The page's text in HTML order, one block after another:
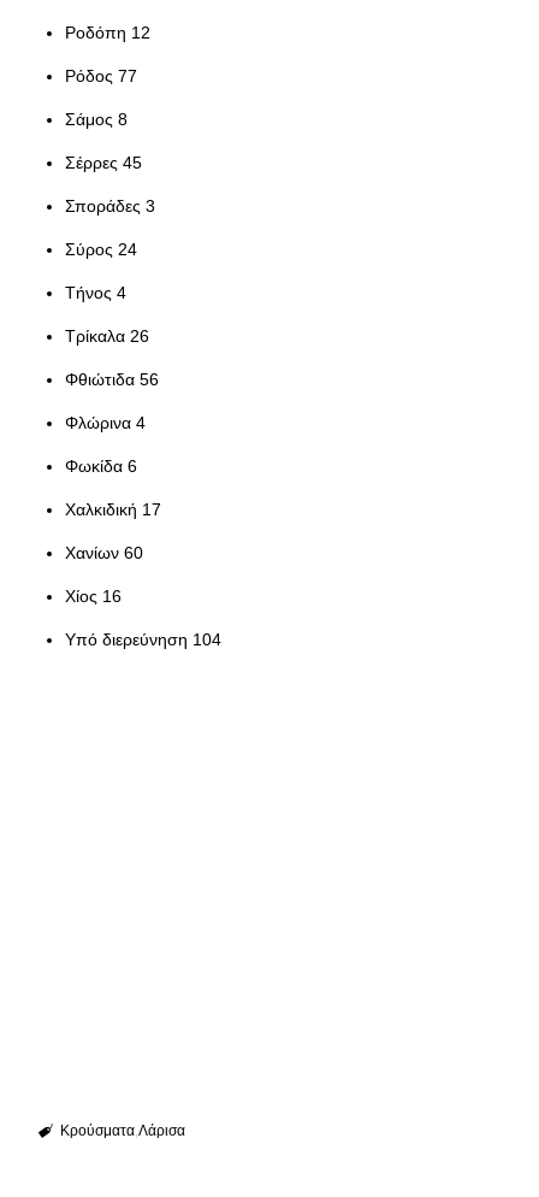
Ροδόπη 12
Ρόδος 77
Σάμος 8
Σέρρες 45
Σποράδες 3
Σύρος 24
Τήνος 4
Τρίκαλα 26
Φθιώτιδα 56
Φλώρινα 4
Φωκίδα 6
Χαλκιδική 17
Χανίων 60
Χίος 16
Υπό διερεύνηση 104
Κρούσματα Λάρισα